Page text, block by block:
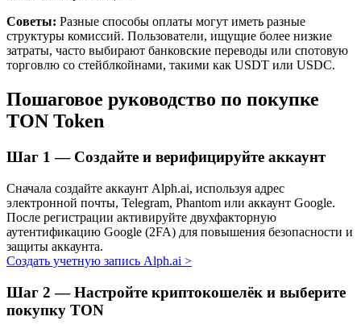
Получите долгосрочную прибыль и гибкие проценты
Изучите стейкинг
Узнайте о пассивном доходе
Bitrue
AI
Советы: Разные способы оплаты могут иметь разные
структуры комиссий. Пользователи, ищущие более низкие
затраты, часто выбирают банковские переводы или спотовую
торговлю со стейблкойнами, такими как USDT или USDC.
Пошаговое руководство по покупке
TON Token
Шаг 1 — Создайте и верифицируйте аккаунт
Сначала создайте аккаунт Alph.ai, используя адрес
электронной почты, Telegram, Phantom или аккаунт Google.
После регистрации активируйте двухфакторную
аутентификацию Google (2FA) для повышения безопасности и
защиты аккаунта.
Создать учетную запись Alph.ai >
Шаг 2 — Настройте криптокошелёк и выберите
покупку TON